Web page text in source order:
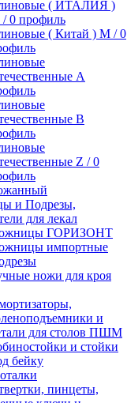
( ИТАЛИЯ )
0 профиль
( Китай ) М / 0
А
В
Z / 0
и Подрезы,
для лекал
ГОРИЗОНТ
импортные
ножи для кроя
и
для столов ПШМ
и стойки
бейку
пинцеты,